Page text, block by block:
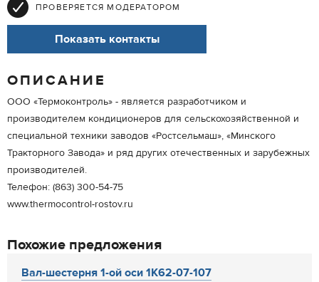
ПРОВЕРЯЕТСЯ МОДЕРАТОРОМ
Показать контакты
ОПИСАНИЕ
ООО «Термоконтроль» - является разработчиком и
производителем кондиционеров для сельскохозяйственной и
специальной техники заводов «Ростсельмаш», «Минского
Тракторного Завода» и ряд других отечественных и зарубежных
производителей.
Телефон: (863) 300-54-75
www.thermocontrol-rostov.ru
Похожие предложения
Вал-шестерня 1-ой оси 1К62-07-107